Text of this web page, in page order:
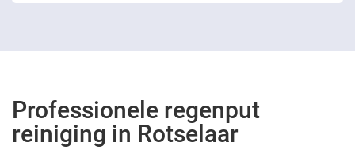
Professionele regenput
reiniging in Rotselaar